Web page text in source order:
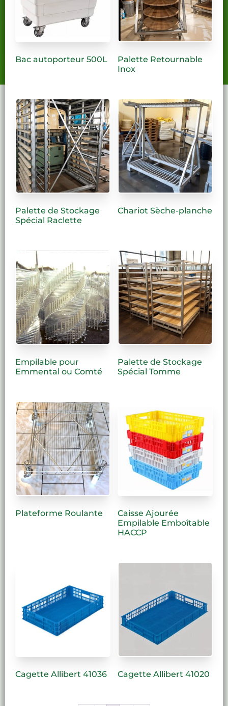
Vous ne trouvez pas l’équipement que vous recherchez ?
Contactez-nous !
Bac autoporteur 500L
Palette Retournable
Inox
Palette de Stockage
Spécial Raclette
Chariot Sèche-planche
Empilable pour
Emmental ou Comté
Palette de Stockage
Spécial Tomme
Plateforme Roulante
Caisse Ajourée
Empilable Emboîtable
HACCP
Cagette Allibert 41036 Cagette Allibert 41020